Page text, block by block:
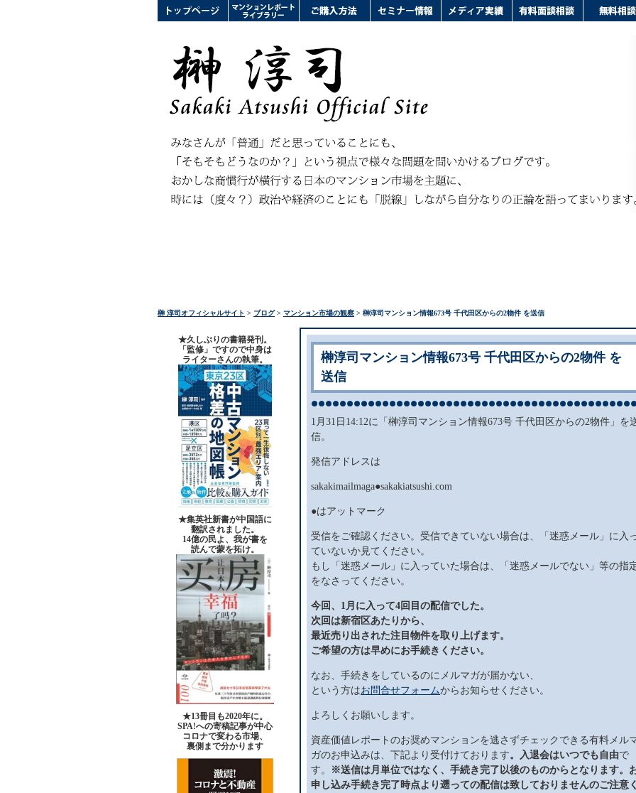
榊 淳司オフィシャルサイト > ブログ> マンション市場の観察 > 榊淳司マンション情報673号 千代田区からの2物件 を送信
★久しぶりの書籍発刊。
「監修」ですので中身は
ライターさんの執筆。
★集英社新書が中国語に
翻訳されました。
14億の民よ、我が書を
読んで蒙を拓け。
★13冊目も2020年に。
SPA!への寄稿記事が中心
コロナで変わる市場、
裏側まで分かります
榊淳司マンション情報673号 千代田区からの2物件 を
送信
1月31日14:12に「榊淳司マンション情報673号 千代田区からの2物件」を
信。
発信アドレスは
sakakimailmaga●sakakiatsushi.com
●はアットマーク
受信をご確認ください。受信できていない場合は、「迷惑メール」に入
ていないか見てください。
もし「迷惑メール」に入っていた場合は、「迷惑メールでない」等の指
をなさってください。
今回、1月に入って4回 目の配信でした。
次回は新宿区あたりから、
最近売り出された注目物件を取り上げます。
ご希望の方は早めにお手続きください。
なお、手続きをしているのにメルマガが届かない、
という方はお問合せフォームからお知らせください。
よろしくお願いします。
資産価値レポートのお奨めマンションを逃さずチェックできる有料メル
ガのお申込みは、下記より受付けております。入退会はいつでも自由で
す。
※送信は月単位ではなく、手続き完了以後のものからとなります。
申し込み手続き完了時点より遡っての配信は致しておりませんのご注意